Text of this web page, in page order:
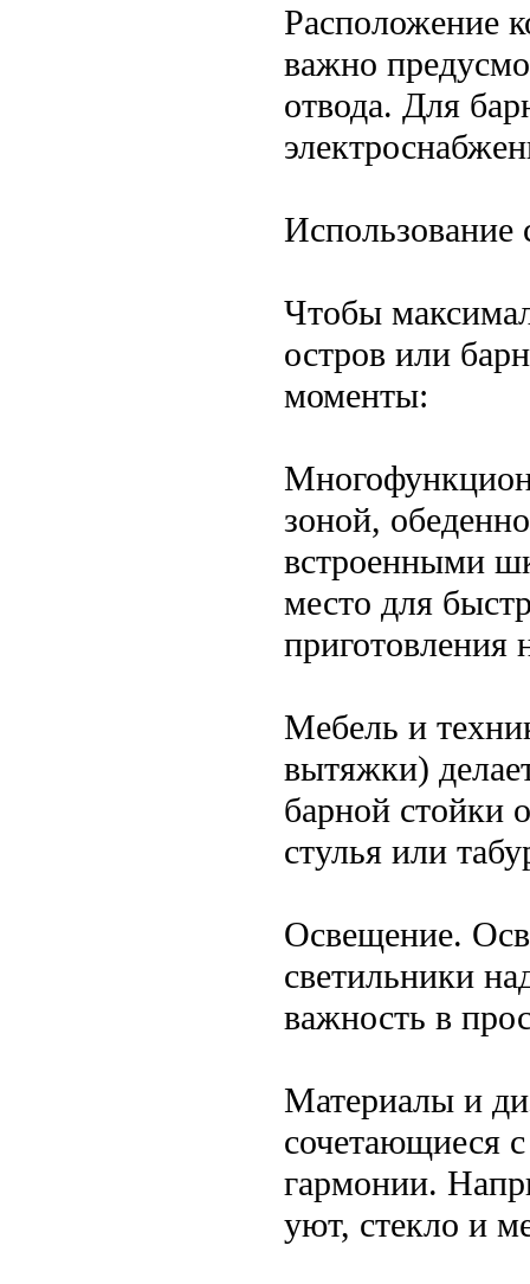
Расположение
важно
отвода. Для
Использование
Чтобы
остров или
моменты:
зоной,
встроенными
место для
приготовления
Мебель и
вытяжки)
барной стойки
стулья или
Освещение.
светильники
важность в
Материалы и
сочетающиеся
гармонии.
уют, стекло и